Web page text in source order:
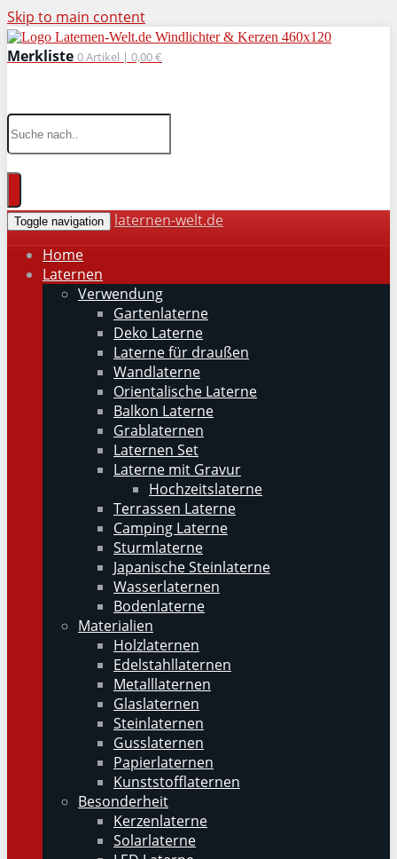
Skip to main content
Merkliste 0Artikel | 0,00 €
Toggle navigation
laternen-welt.de
Home
Laternen
Verwendung
Gartenlaterne
Deko Laterne
Laterne für draußen
Wandlaterne
Orientalische Laterne
Balkon Laterne
Grablaternen
Laternen Set
Laterne mit Gravur
Hochzeitslaterne
Terrassen Laterne
Camping Laterne
Sturmlaterne
Japanische Steinlaterne
Wasserlaternen
Bodenlaterne
Materialien
Holzlaternen
Edelstahllaternen
Metalllaternen
Glaslaternen
Steinlaternen
Gusslaternen
Papierlaternen
Kunststofflaternen
Besonderheit
Kerzenlaterne
Solarlaterne